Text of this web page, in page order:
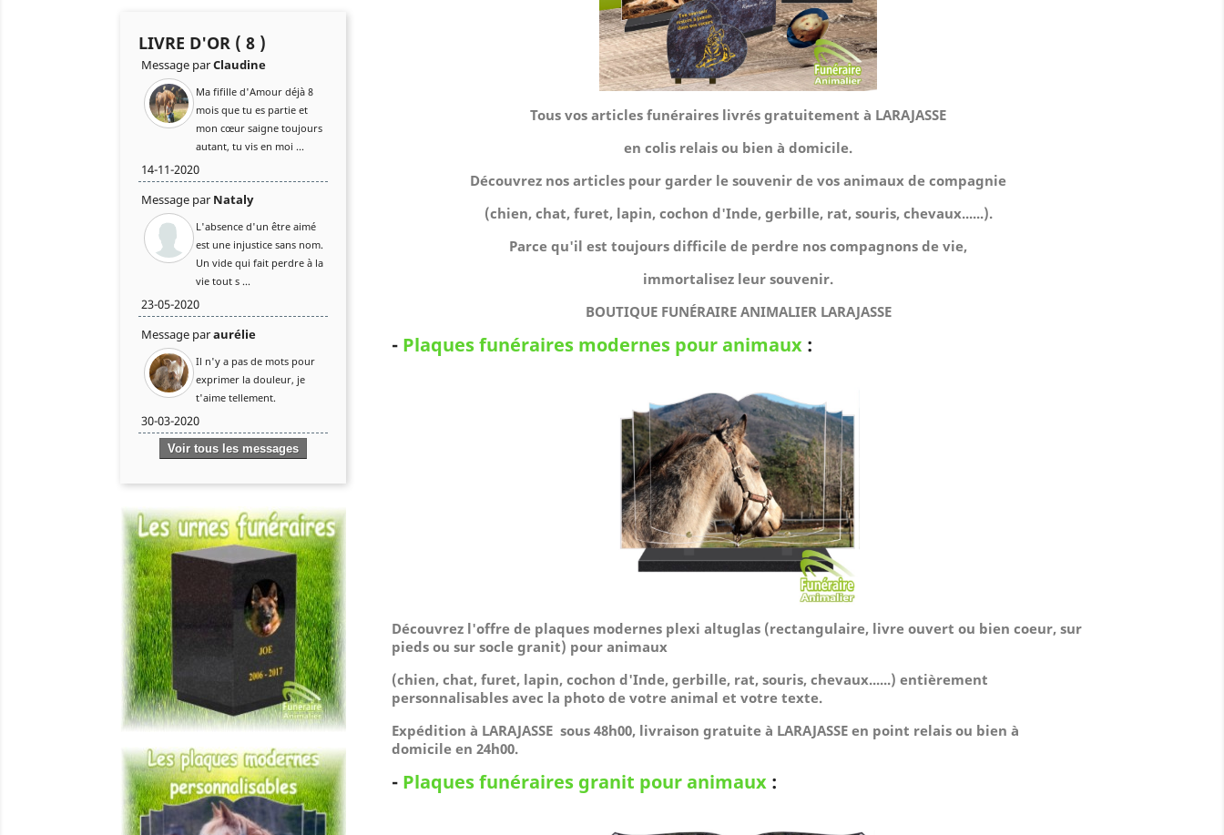
LIVRE D'OR ( 8 )
Message parClaudine
Ma fifille d'Amour déjà 8
mois que tu es partie et
mon cœur saigne toujours
autant, tu vis en moi ...
14-11-2020
Message par Nataly
L'absence d'un être aimé
est une injustice sans nom.
Un vide qui fait perdre à la
vie tout s ...
23-05-2020
Message paraurélie
Il n'y a pas de mots pour
exprimer la douleur, je
t'aime tellement.
30-03-2020
Voir tous les messages
Tous vos articles funéraires livrés gratuitement à LARAJASSE
en colis relais ou bien à domicile.
Découvrez nos articles pour garder le souvenir de vos animaux de compagnie
(chien, chat, furet, lapin, cochon d'Inde, gerbille, rat, souris, chevaux......).
Parce qu'il est toujours difficile de perdre nos compagnons de vie,
immortalisez leur souvenir.
BOUTIQUE FUNÉRAIRE ANIMALIER LARAJASSE
- Plaques funéraires modernes pour animaux:
Découvrez l'offre de plaques modernes plexi altuglas (rectangulaire, livre ouvert ou bien coeur, sur
pieds ou sur socle granit) pour animaux
(chien, chat, furet, lapin, cochon d'Inde, gerbille, rat, souris, chevaux......) entièrement
personnalisables avec la photo de votre animal et votre texte.
Expédition à LARAJASSE sous 48h00, livraison gratuite à LARAJASSE en point relais ou bien à
domicile en 24h00.
- Plaques funéraires granit pour animaux: